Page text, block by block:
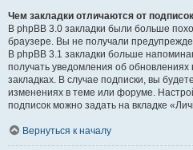
Чем закладки отличаются от
В phpBB 3.0 закладки были больше
браузере. Вы не получали
В phpBB 3.1 закладки больше
получать уведомления об
закладках. В случае подписки, вы
изменениях в теме или форуме.
подписок можно задать на вкладке
Вернуться к началу